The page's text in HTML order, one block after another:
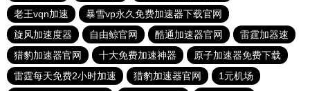
老王vqn加速
暴雪vp永久免费加速器下载官网
旋风加速度器
自由鲸官网 酷通加速器官网
雷霆加器速
猎豹加速器官网
十大免费加速神器
原子加速器免费下载
雷霆每天免费2小时加速
猎豹加速器官网 1元机场